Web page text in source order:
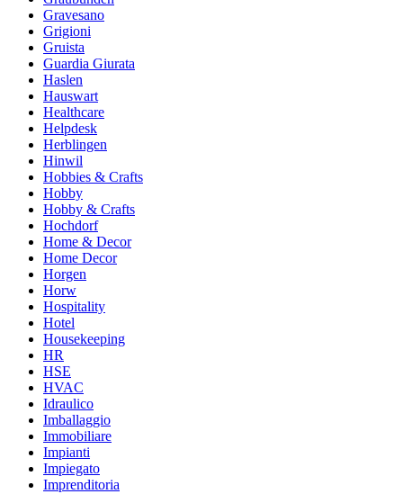
Gravesano
Grigioni
Gruista
Guardia Giurata
Haslen
Hauswart
Healthcare
Helpdesk
Herblingen
Hinwil
Hobbies & Crafts
Hobby
Hobby & Crafts
Hochdorf
Home & Decor
Home Decor
Horgen
Horw
Hospitality
Hotel
Housekeeping
HR
HSE
HVAC
Idraulico
Imballaggio
Immobiliare
Impianti
Impiegato
Imprenditoria